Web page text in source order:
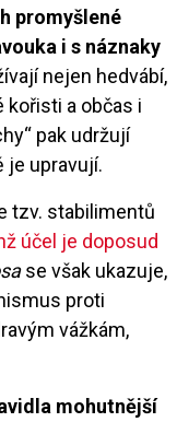
promyšlené
i s náznaky
nejen hedvábí,
kořisti a občas i
pak udržují
je upravují.
tzv. stabilimentů
účel je doposud
se však ukazuje,
proti
vážkám,
mohutnější